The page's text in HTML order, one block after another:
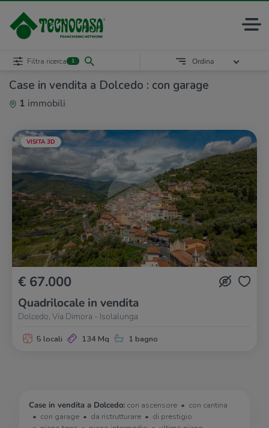
Case in vendita a Dolcedo : con garage
1 immobili
Filtra ricerca 1 Ordina
VISITA 3D
€ 67.000
Quadrilocale in vendita
Dolcedo, Via Dimora - Isolalunga
5 locali 134 Mq 1 bagno
Case in vendita a Dolcedo: con ascensore
con cantina
con garage
da ristrutturare
di prestigio